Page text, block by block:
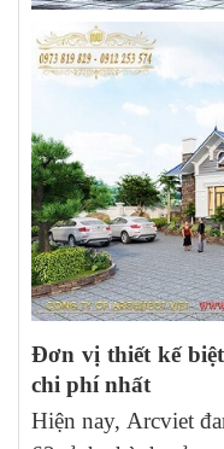
Đơn vị thiết kế
chi phí nhất
Hiện nay, Arcviet